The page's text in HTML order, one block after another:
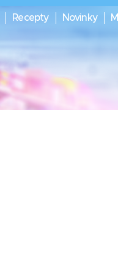
Recepty Novinky